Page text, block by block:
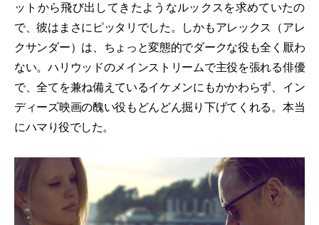
ットから飛び出してきたようなルックスを求めていたの
で、彼はまさにピッタリでした。しかもアレックス（アレ
クサンダー）は、ちょっと変態的でダークな役も全く厭わ
ない。ハリウッドのメインストリームで主役を張れる俳優
で、全てを兼ね備えているイケメンにもかかわらず、イン
ディーズ映画の醜い役もどんどん掘り下げてくれる。本当
にハマり役でした。